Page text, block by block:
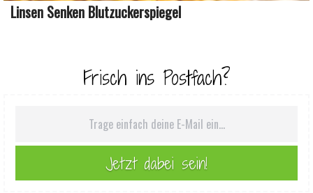
Linsen Senken Blutzuckerspiegel
Frisch ins Postfach?